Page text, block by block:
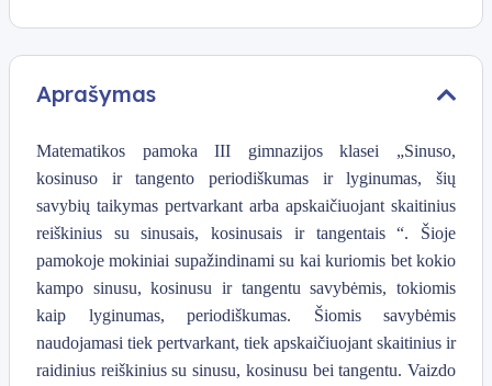
Aprašymas
Matematikos pamoka III gimnazijos klasei „Sinuso,
kosinuso ir tangento periodiškumas ir lyginumas, šių
savybių taikymas pertvarkant arba apskaičiuojant skaitinius
reiškinius su sinusais, kosinusais ir tangentais “. Šioje
pamokoje mokiniai supažindinami su kai kuriomis bet kokio
kampo sinusu, kosinusu ir tangentu savybėmis, tokiomis
kaip lyginumas, periodiškumas. Šiomis savybėmis
naudojamasi tiek pertvarkant, tiek apskaičiuojant skaitinius ir
raidinius reiškinius su sinusu, kosinusu bei tangentu. Vaizdo